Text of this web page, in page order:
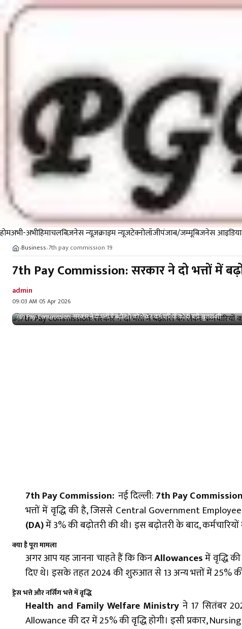
होमअभी-अभीहिमाचलबिज़नेस न्यूज़क्राइम न्यूजटेक्नोलॉजीपंजाब/जम्मूबिजनेस आइडिया
›Business›7th pay commission 19
7th Pay Commission: सरकार ने दो भत्तों में
admin
09:03 AM 05 Apr 2026
7th Pay Commission: सरकार ने दो भत्तों में बढ़ोतरी को लेकर कर्मचारियों को दी बड़ी खुशखबरी
7th Pay Commission: नई दिल्ली:7th Pay Commission
भत्तों में वृद्धि की है, जिससे Central Government
(DA)में 3% की बढ़ोतरी की थी। इस बढ़ोतरी के बाद,
क्या है पूरा मामला
अगर आप यह जानना चाहते हैं कि किनAllowancesमें वृद्धि
दिए थे। इसके तहत 2024 की शुरुआत से 13 अन्य भत्तों में 25%
ड्रेस भत्ते और नर्सिंग भत्ते में वृद्धि
Health and Family Welfare Ministry ने 17 सितंबर
Allowance की दर में 25% की वृद्धि होगी। इसी प्रकार,